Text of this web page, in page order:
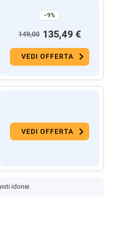
−9%
149,00 135,49 €
VEDI OFFERTA
VEDI OFFERTA
idonei.